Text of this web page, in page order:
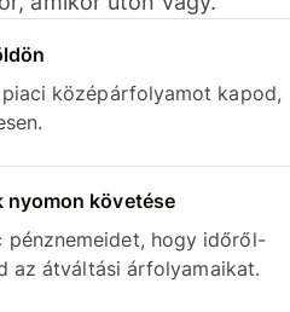
középárfolyamot kapod,
nyomon követése
pénznemeidet, hogy időről-
az átváltási árfolyamaikat.